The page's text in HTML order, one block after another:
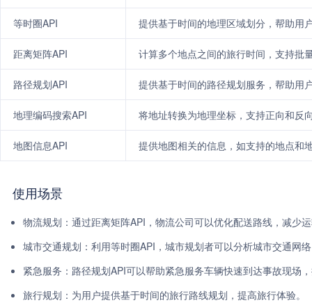
等时圈API 提供基于时间的地理区域划分，帮助用
距离矩阵API 计算多个地点之间的旅行时间，支持批
路径规划API 提供基于时间的路径规划服务，帮助用
地理编码搜索API 将地址转换为地理坐标，支持正向和反
地图信息API 提供地图相关的信息，如支持的地点和
使用场景
物流规划：通过距离矩阵API，物流公司可以优化配送路线，减少
城市交通规划：利用等时圈API，城市规划者可以分析城市交通网
紧急服务：路径规划API可以帮助紧急服务车辆快速到达事故现场
旅行规划：为用户提供基于时间的旅行路线规划，提高旅行体验。